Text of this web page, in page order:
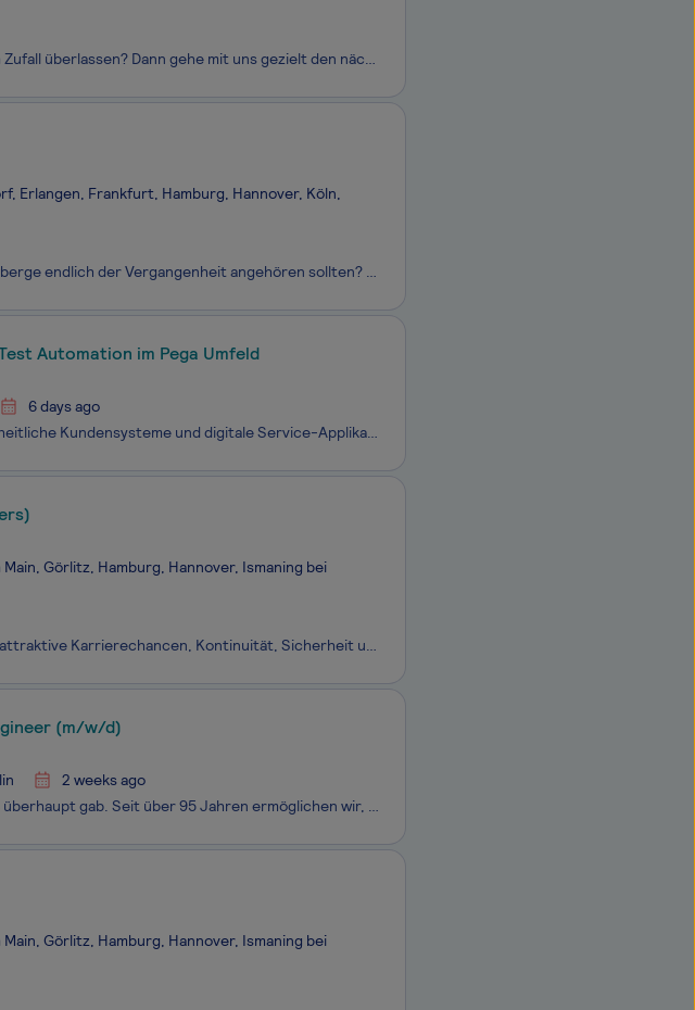
Du möchtest deine Karriereentwicklung nicht dem Zufall überlassen? Dann gehe mit uns gezielt den nächsten Schritt. Dazu bringen wir bei FERCHAU als eine der führenden europäischen Plattformen für Technologie-Dienstleistungen die smartesten und innovativsten Köpfe mit Unternehmen verschiedenster Bran
Erlangen, Frankfurt, Hamburg, Hannover, Köln,
Denkst du auch, dass verstaubte Akten und Papierberge endlich der Vergangenheit angehören sollten? Dein Anspruch ist es, unseren Kunden Software in höchster Qualität zur Verfügung zu stellen? Dann unterstütze mit uns Landes- und Bundesbehörden, Kommunen sowie öffentlich-rechtliche Organisationen auf
Automation im Pega Umfeld
6 days ago
puntus ist eine IT-Beratung, spezialisiert auf ganzheitliche Kundensysteme und digitale Service-Applikationen. Über 250 Experten unterstützen Unternehmen und Behörden deutschlandweit dabei, digitale Services auf höchstem Niveau zu realisieren. Zu den Kernleistungen gehören Process Automation & A
Görlitz, Hamburg, Hannover, Ismaning bei
Strategische Beratung, spannende (IT-)Projekte, attraktive Karrierechancen, Kontinuität, Sicherheit und Nachhaltigkeit – das alles findest du bei der msg Gruppe. Denn als unabhängige international agierende Unternehmensgruppe mit weltweit mehr als 10.000 Mitarbeitenden sind wir in vielen dynam
(m/w/d)
2 weeks ago
Die SCHUFA war schon Fintech, bevor es Fintechs überhaupt gab. Seit über 95 Jahren ermöglichen wir, dass finanzielle Wünsche wahr werden. Wir reduzieren für Anbieter von Krediten, Waren und Dienstleistungen die Risiken eines Zahlungsausfalls, was mehr Geschäfte zu guten Konditionen möglich macht. Gl
Görlitz, Hamburg, Hannover, Ismaning bei